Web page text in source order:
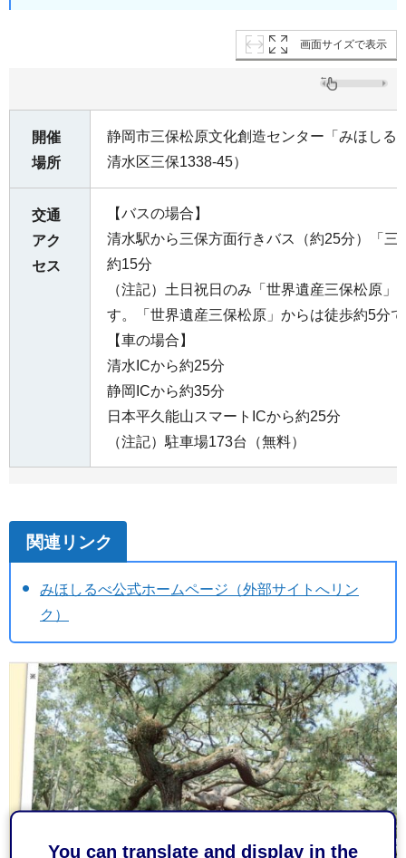
You can translate and display in the
画面サイズで表示
開催
場所
静岡市三保松原文化創造センター「みほしる
清水区三保1338-45）
交通
アク
セス
【バスの場合】
清水駅から三保方面行きバス（約25分）「三
約15分
（注記）土日祝日のみ「世界遺産三保松原」
す。「世界遺産三保松原」からは徒歩約5分
【車の場合】
清水ICから約25分
静岡ICから約35分
日本平久能山スマートICから約25分
（注記）駐車場173台（無料）
関連リンク
みほしるべ公式ホームページ（外部サイトへリン
ク）